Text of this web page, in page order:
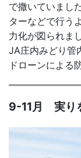
で撒いていまし
ターなどで行う
力化が図られまし
JA庄内みどり管
ドローンによる
9-11月 実り